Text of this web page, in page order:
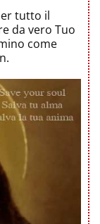
tutto il
da vero Tuo
come